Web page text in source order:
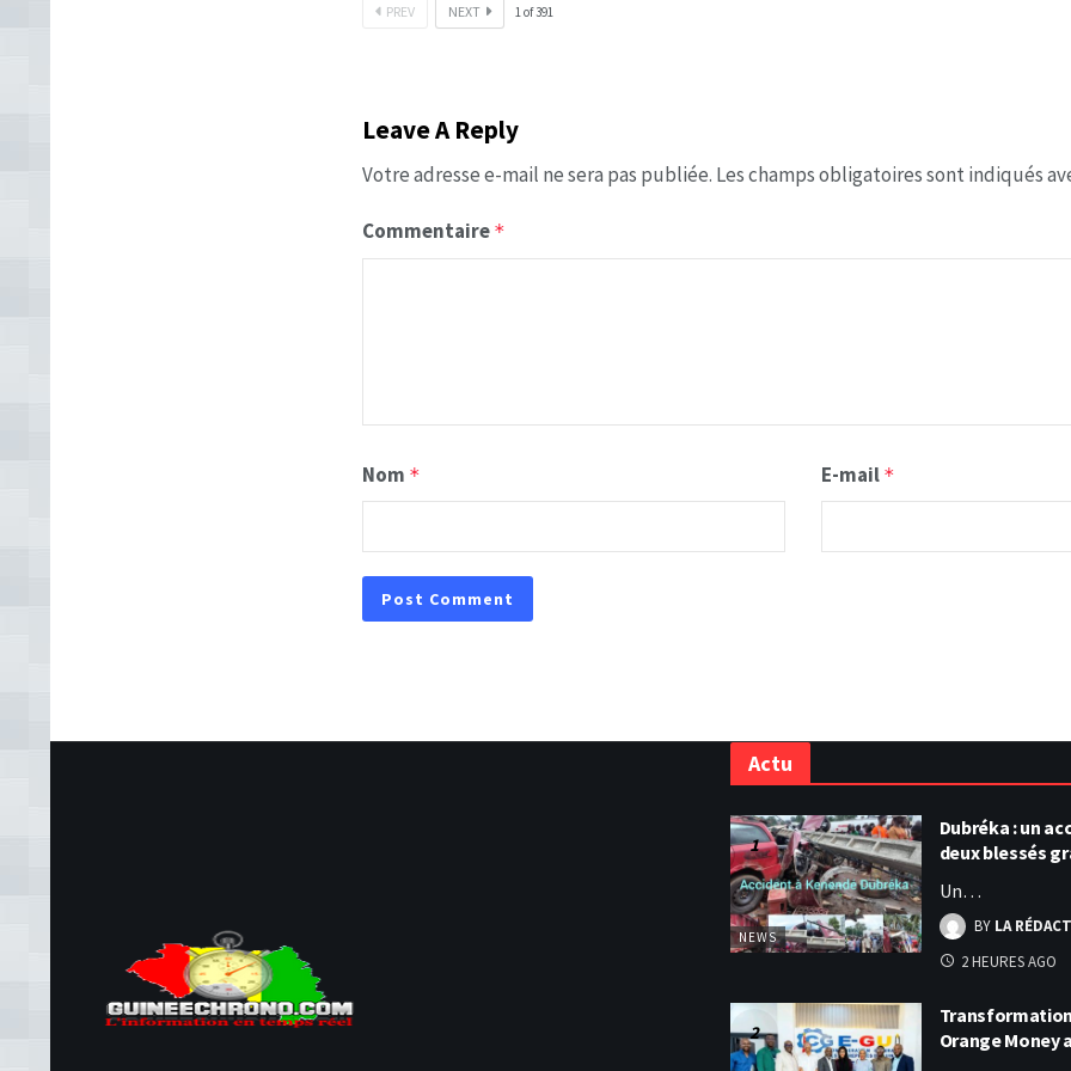
PREV NEXT 1of391
Leave A Reply
Votre adresse e-mail ne sera pas publiée. Les champs obligatoires sont indiqués
Commentaire *
Nom * E-mail *
Actu
NEWS
Dubréka : un
deux blessés
Un…
BY LA
2 HEURES AGO
Transformation
Orange